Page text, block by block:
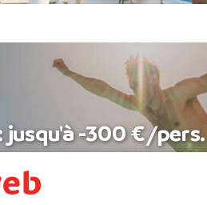
jusqu'à -300 €/pers.